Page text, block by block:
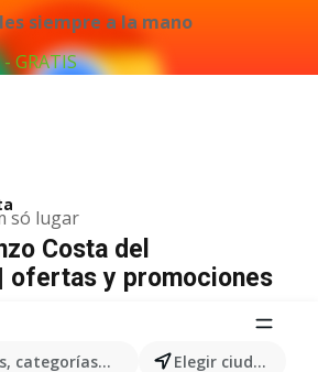
siempre a la mano
GRATIS
só lugar
categorías, productos... Elegir ciudad
Costa del
ofertas y promociones